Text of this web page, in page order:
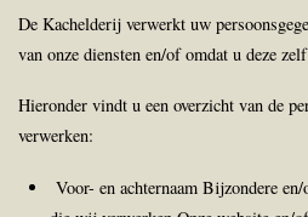
De Kachelderij verwerkt uw
van onze diensten en/of omdat u deze
Hieronder vindt u een overzicht van de
verwerken:
Voor- en achternaam Bijzondere